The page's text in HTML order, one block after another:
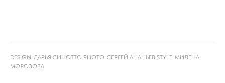
DESIGN: ДАРЬЯ СИНОТТО PHOTO: СЕРГЕЙ АНАНЬЕВ STYLE: МИЛЕНА
МОРОЗОВА